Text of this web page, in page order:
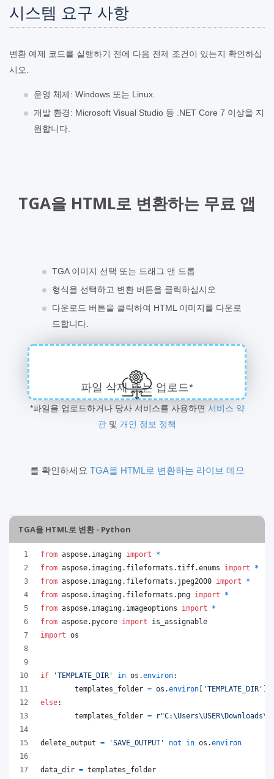
시스템 요구 사항
변환 예제 코드를 실행하기 전에 다음 전제 조건이 있는지 확인하십
시오.
운영 체제: Windows 또는 Linux.
개발 환경: Microsoft Visual Studio 등 .NET Core 7 이상을 지
원합니다.
TGA을 HTML로 변환하는 무료 앱
TGA 이미지 선택 또는 드래그 앤 드롭
형식을 선택하고 변환 버튼을 클릭하십시오
다운로드 버튼을 클릭하여 HTML 이미지를 다운로
드합니다.
파일 삭제 또는 업로드*
*파일을 업로드하거나 당사 서비스를 사용하면 서비스 약
관 및 개인 정보 정책
를 확인하세요 TGA을 HTML로 변환하는 라이브 데모
TGA을 HTML로 변환 - Python
from aspose. imaging import
*
from aspose. imaging. fileformats .tiff.enums import
*
from aspose. imaging. fileformats . jpeg2000 import
*
from aspose. imaging. fileformats . png import
*
from aspose. imaging. imageoptions import
*
from aspose. pycore import
is_assignable
import os
if 'TEMPLATE_DIR' in os .environ:
templates_folder = os .environ [ 'TEMPLATE_DIR' ]
else:
templates_folder =
delete_output = 'SAVE_OUTPUT' not in os .environ
data_dir = templates_folder